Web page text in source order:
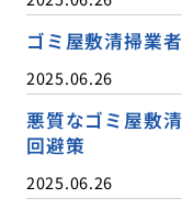
ゴミ屋敷清掃業
2025.06.26
悪質なゴミ屋敷
回避策
2025.06.26